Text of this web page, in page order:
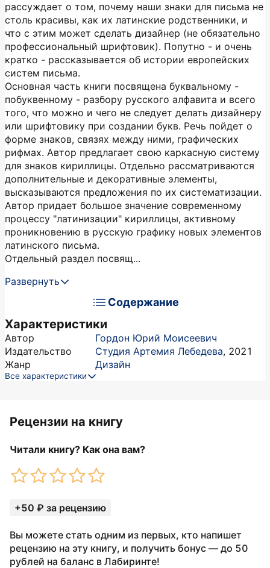
рассуждает о том, почему наши знаки для письма не
столь красивы, как их латинские родственники, и
что с этим может сделать дизайнер (не обязательно
профессиональный шрифтовик). Попутно - и очень
кратко - рассказывается об истории европейских
систем письма.
Основная часть книги посвящена буквальному -
побуквенному - разбору русского алфавита и всего
того, что можно и чего не следует делать дизайнеру
или шрифтовику при создании букв. Речь пойдет о
форме знаков, связях между ними, графических
рифмах. Автор предлагает свою каркасную систему
для знаков кириллицы. Отдельно рассматриваются
дополнительные и декоративные элементы,
высказываются предложения по их систематизации.
Автор придает большое значение современному
процессу "латинизации" кириллицы, активному
проникновению в русскую графику новых элементов
латинского письма.
Отдельный раздел посвящ...
Развернуть
Содержание
Характеристики
Автор
Гордон Юрий Моисеевич
Издательство
Студия Артемия Лебедева, 2021
Жанр
Дизайн
Все характеристики
Рецензии на книгу
Читали книгу? Как она вам?
+50 ₽ за рецензию
Вы можете стать одним из первых, кто напишет
рецензию на эту книгу, и получить бонус — до 50
рублей на баланс в Лабиринте!